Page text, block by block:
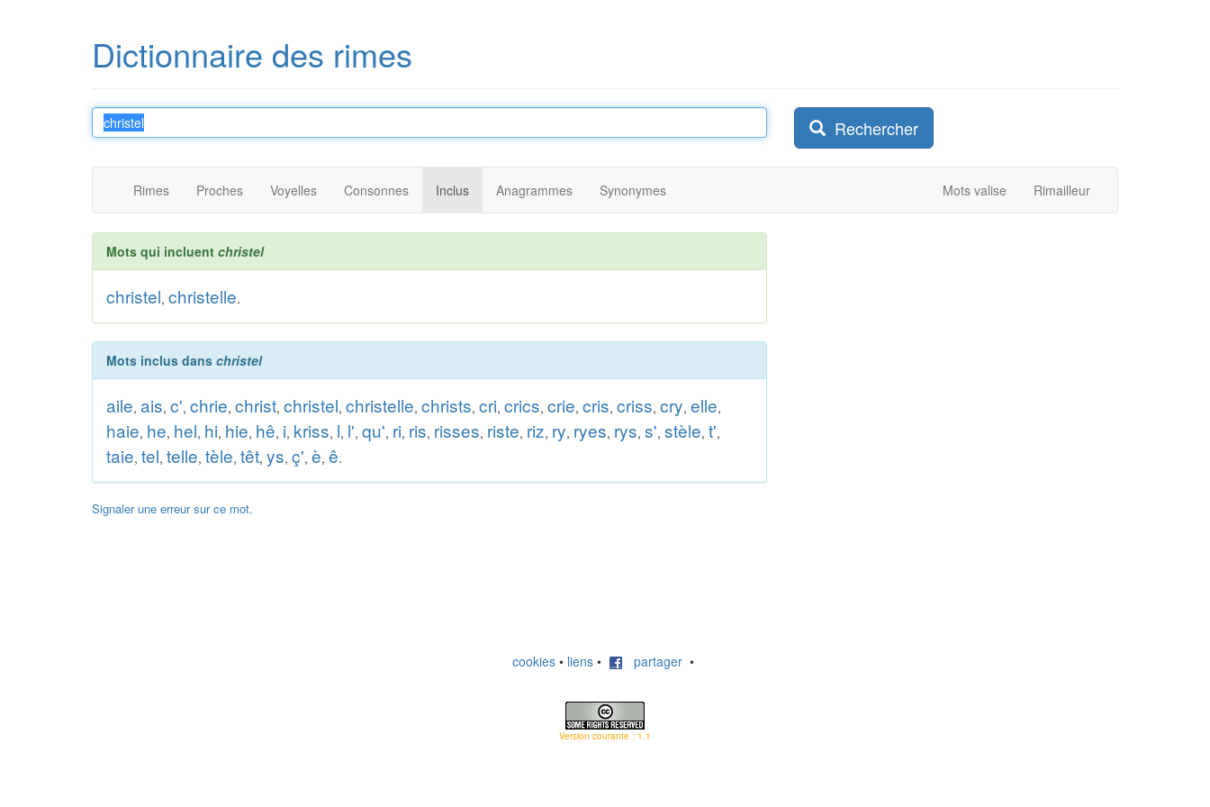
Dictionnaire des rimes
Rechercher
Rimes Proches Voyelles Consonnes Inclus Anagrammes Synonymes Mots valise Rimailleur
Mots qui incluent christel
christel, christelle.
Mots inclus dans christel
aile, ais, c', chrie, christ, christel, christelle, christs, cri, crics, crie, cris, criss, cry, elle,
haie, he, hel, hi, hie, hê, i, kriss, l, l', qu', ri, ris, risses, riste, riz, ry, ryes, rys, s', stèle, t',
taie, tel, telle, tèle, têt, ys, ç', è, ê.
Signaler une erreur sur ce mot.
cookies • liens • partager •
Version courante : 1.1